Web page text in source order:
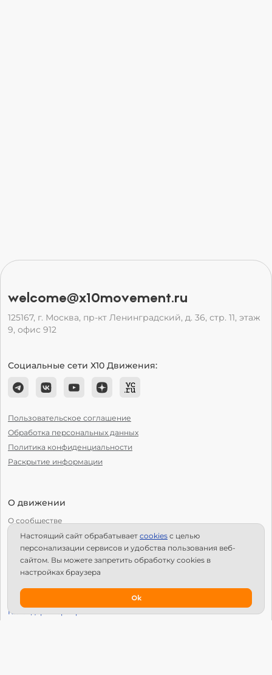
welcome@x10movement.ru
125167, г. Москва, пр-кт Ленинградский, д. 36, стр. 11, этаж
9, офис 912
Социальные сети Х10 Движения:
Пользовательское соглашение
Обработка персональных данных
Политика конфиденциальности
Раскрытие информации
О движении
О сообществе
С чего начать?
Структура Х10
Как стать региональным лидером?
Календарь мероприятий
Настоящий сайт обрабатывает сookies с целью
персонализации сервисов и удобства пользования веб-
сайтом. Вы можете запретить обработку сookies в
настройках браузера
Ok